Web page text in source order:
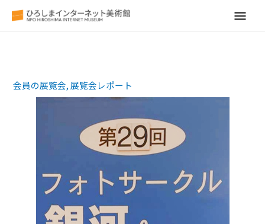
メ
会員の展覧会,展覧会レポート